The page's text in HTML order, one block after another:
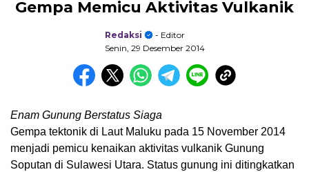
Gempa Memicu Aktivitas Vulkanik
Redaksi
- Editor
Senin, 29 Desember 2014
Enam Gunung Berstatus Siaga
Gempa tektonik di Laut Maluku pada 15 November 2014
menjadi pemicu kenaikan aktivitas vulkanik Gunung
Soputan di Sulawesi Utara. Status gunung ini ditingkatkan